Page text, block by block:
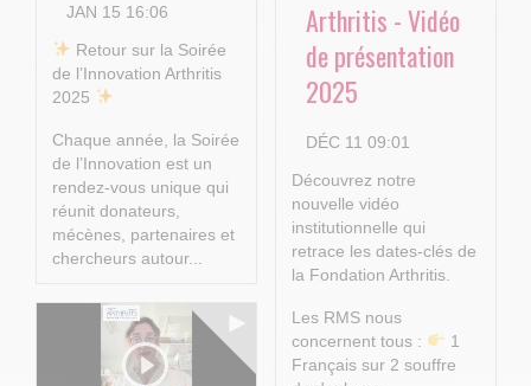
JAN 15 16:06
​ Retour sur la Soirée
de l’Innovation Arthritis
2025
Chaque année, la Soirée
de l’Innovation est un
rendez-vous unique qui
réunit donateurs,
mécènes, partenaires et
chercheurs autour...
Arthritis - Vidéo
de présentation
2025
DÉC 11 09:01
Découvrez notre
nouvelle vidéo
institutionnelle qui
retrace les dates-clés de
la Fondation Arthritis.
Les RMS nous
concernent tous :
1
Français sur 2 souffre